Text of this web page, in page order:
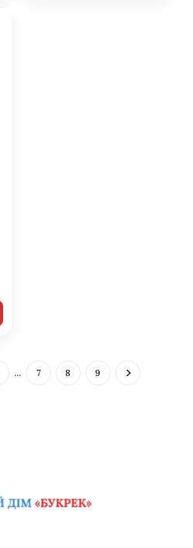
… 7 8 9